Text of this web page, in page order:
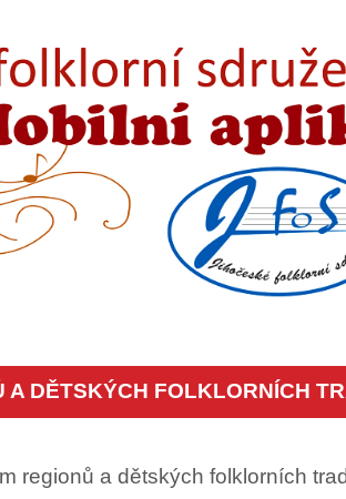
A DĚTSKÝCH FOLKLORNÍCH
regionů a dětských folklorních